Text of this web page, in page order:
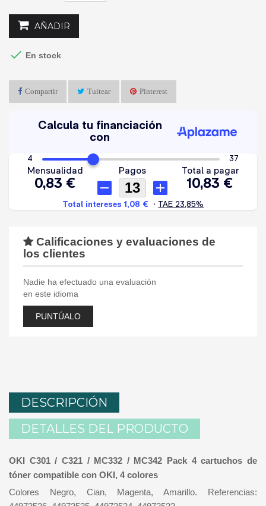
AÑADIR
 En stock
Compartir Tuitear Pinterest
Calificaciones y evaluaciones de
los clientes
Nadie ha efectuado una evaluación
en este idioma
PUNTÚALO
DESCRIPCIÓN
DETALLES DEL PRODUCTO
OKI C301 / C321 / MC332 / MC342 Pack 4 cartuchos de
tóner compatible con OKI, 4 colores
Colores Negro, Cian, Magenta, Amarillo. Referencias: